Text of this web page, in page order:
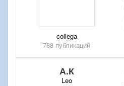
collega
788 публикаций
А.К
Leo